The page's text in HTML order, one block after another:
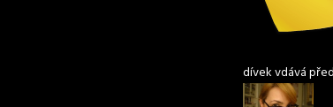
dívek vdává